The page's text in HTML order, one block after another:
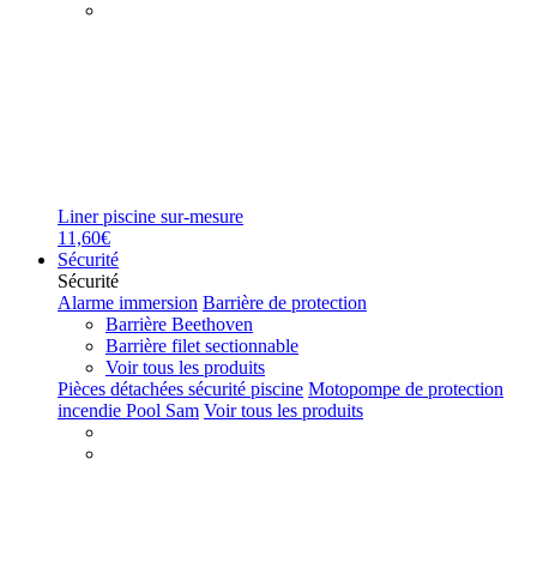
Liner piscine sur-mesure
11,60€
Sécurité
Sécurité
Alarme immersion Barrière de protection
Barrière Beethoven
Barrière filet sectionnable
Voir tous les produits
Pièces détachées sécurité piscine Motopompe de protection
incendie Pool Sam Voir tous les produits